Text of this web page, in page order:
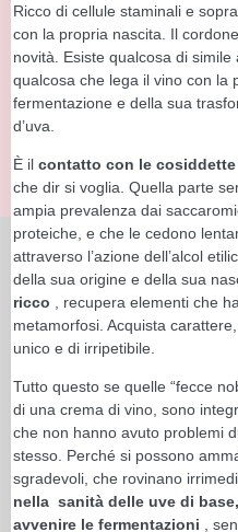
Ricco di cellule staminali e
con la propria nascita. Il
novità. Esiste qualcosa di simile
qualcosa che lega il vino con la
fermentazione e della sua
d’uva.
È il contatto con le
che dir si voglia. Quella parte
ampia prevalenza dai
proteiche, e che le cedono
attraverso l’azione dell’alcol
della sua origine e della sua
ricco
, recupera elementi che
metamorfosi. Acquista
unico e di irripetibile.
Tutto questo se quelle “fecce
di una crema di vino, sono
che non hanno avuto problemi
stesso. Perché si possono
sgradevoli, che rovinano
nella sanità delle uve di
avvenire le fermentazioni
,